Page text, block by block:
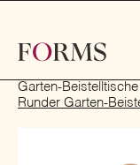
Garten-Beistelltische
Runder Garten-